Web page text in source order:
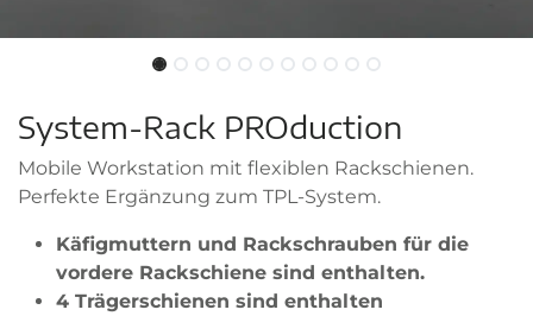
System-Rack PROduction
Mobile Workstation mit flexiblen Rackschienen.
Perfekte Ergänzung zum TPL-System.
Käfigmuttern und Rackschrauben für die
vordere Rackschiene sind enthalten.
4 Trägerschienen sind enthalten